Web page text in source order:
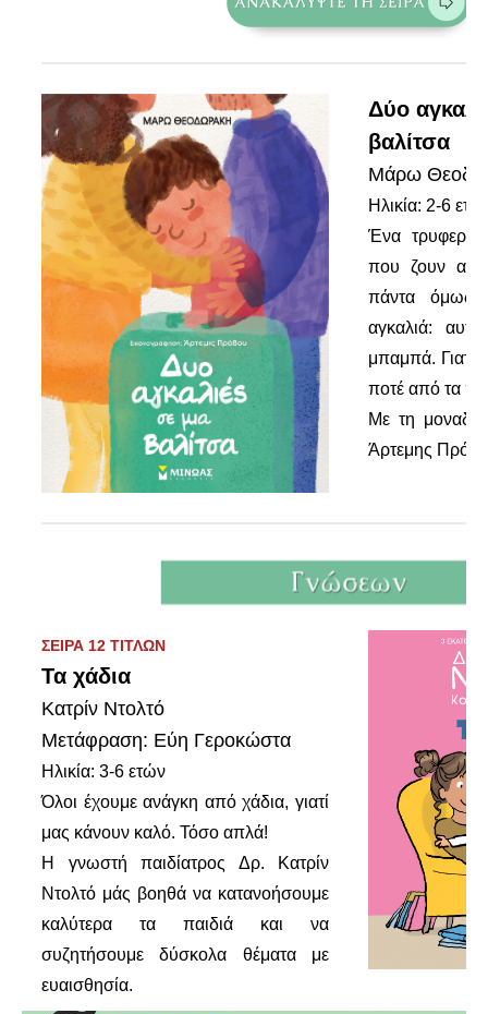
Δύο
βαλίτσα
Μάρω
Ηλικία: 2-6
Ένα τρυφερό
που ζουν
πάντα όμως
αγκαλιά:
μπαμπά. Γιατί
ποτέ από τα
Με τη
Άρτεμης
ΣΕΙΡΑ 12 ΤΙΤΛΩΝ
Τα χάδια
Κατρίν Ντολτό
Μετάφραση: Εύη Γεροκώστα
Ηλικία: 3-6 ετών
Όλοι έχουμε ανάγκη από χάδια, γιατί
μας κάνουν καλό. Τόσο απλά!
Η γνωστή παιδίατρος Δρ. Κατρίν
Ντολτό μάς βοηθά να κατανοήσουμε
καλύτερα τα παιδιά και να
συζητήσουμε δύσκολα θέματα με
ευαισθησία.